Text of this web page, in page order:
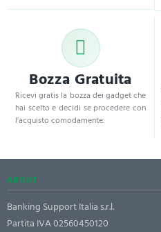
Bozza Gratuita
Ricevi gratis la bozza dei gadget che
hai scelto e decidi se procedere con
l'acquisto comodamente.
ABOUT
Banking Support Italia s.r.l.
Partita IVA 02560450120